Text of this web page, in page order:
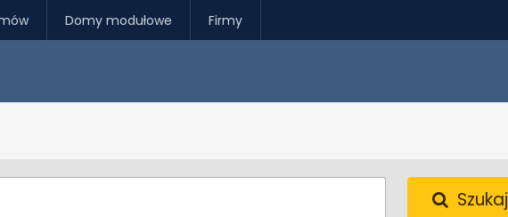
Domy modułowe Firmy
Szukaj